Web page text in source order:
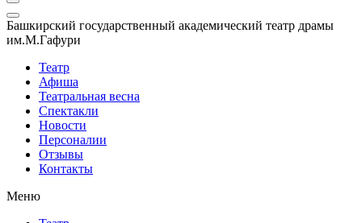
Башкирский государственный академический театр драмы
им.М.Гафури
Театр
Афиша
Театральная весна
Спектакли
Новости
Персоналии
Отзывы
Контакты
Меню